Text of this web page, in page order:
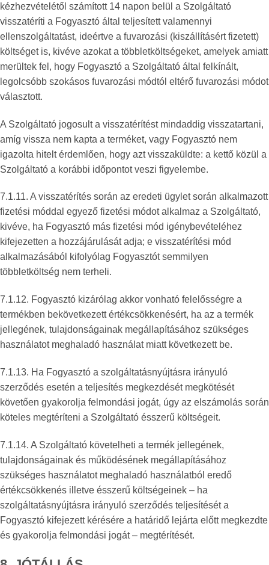
kézhezvételétől számított 14 napon belül a Szolgáltató
visszatéríti a Fogyasztó által teljesített valamennyi
ellenszolgáltatást, ideértve a fuvarozási (kiszállításért fizetett)
költséget is, kivéve azokat a többletköltségeket, amelyek amiatt
merültek fel, hogy Fogyasztó a Szolgáltató által felkínált,
legolcsóbb szokásos fuvarozási módtól eltérő fuvarozási módot
választott.
A Szolgáltató jogosult a visszatérítést mindaddig visszatartani,
amíg vissza nem kapta a terméket, vagy Fogyasztó nem
igazolta hitelt érdemlően, hogy azt visszaküldte: a kettő közül a
Szolgáltató a korábbi időpontot veszi figyelembe.
7.1.11. A visszatérítés során az eredeti ügylet során alkalmazott
fizetési móddal egyező fizetési módot alkalmaz a Szolgáltató,
kivéve, ha Fogyasztó más fizetési mód igénybevételéhez
kifejezetten a hozzájárulását adja; e visszatérítési mód
alkalmazásából kifolyólag Fogyasztót semmilyen
többletköltség nem terheli.
7.1.12. Fogyasztó kizárólag akkor vonható felelősségre a
termékben bekövetkezett értékcsökkenésért, ha az a termék
jellegének, tulajdonságainak megállapításához szükséges
használatot meghaladó használat miatt következett be.
7.1.13. Ha Fogyasztó a szolgáltatásnyújtásra irányuló
szerződés esetén a teljesítés megkezdését megkötését
követően gyakorolja felmondási jogát, úgy az elszámolás során
köteles megtéríteni a Szolgáltató ésszerű költségeit.
7.1.14. A Szolgáltató követelheti a termék jellegének,
tulajdonságainak és működésének megállapításához
szükséges használatot meghaladó használatból eredő
értékcsökkenés illetve ésszerű költségeinek – ha
szolgáltatásnyújtásra irányuló szerződés teljesítését a
Fogyasztó kifejezett kérésére a határidő lejárta előtt megkezdte
és gyakorolja felmondási jogát – megtérítését.